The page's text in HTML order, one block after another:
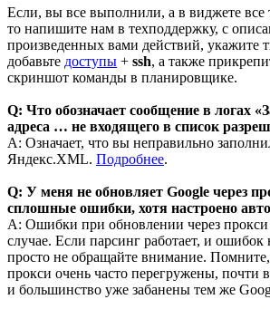
Если, вы все выполнили, а в виджете все
то напишите нам в техподдержку, с
произведенных вами действий, укажите
добавьте доступы + ssh, а также
скриншот команды в планировщике.
Q: Что обозначает сообщение в логах
адреса … не входящего в список
A: Означает, что вы неправильно
Яндекс.XML. Подробнее.
Q: У меня не обновляет Google через
сплошные ошибки, хотя настроено
A: Ошибки при обновлении через
случае. Если парсинг работает, и ошибок
просто не обращайте внимание.
прокси очень часто перегружены, почти
и большинство уже забанены тем же